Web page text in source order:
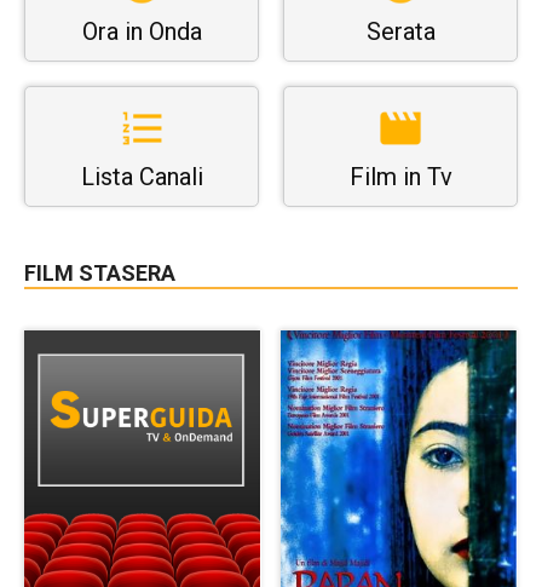
Ora in Onda Serata
Lista Canali Film in Tv
FILM STASERA